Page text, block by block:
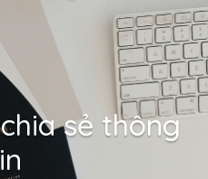
sẻ thông